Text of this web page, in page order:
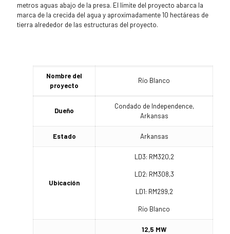
metros aguas abajo de la presa. El límite del proyecto abarca la
marca de la crecida del agua y aproximadamente 10 hectáreas de
tierra alrededor de las estructuras del proyecto.
Nombre del
proyecto
Río Blanco
Dueño
Condado de Independence,
Arkansas
Estado Arkansas
Ubicación
LD3: RM320,2
LD2: RM308,3
LD1: RM299,2
Río Blanco
12,5 MW